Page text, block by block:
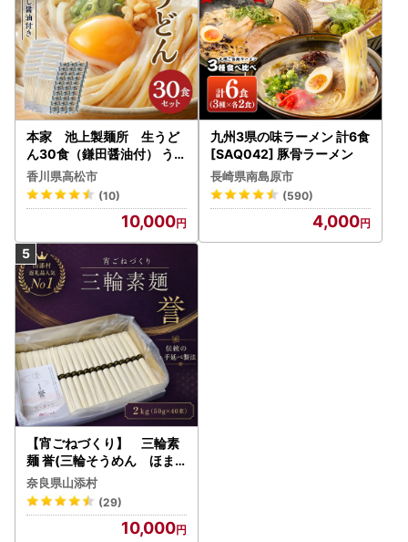
本家 池上製麺所 生うど
ん30食（鎌田醤油付） うど
ん
香川県高松市
(10)
10,000
九州3県の味ラーメン 計6食
[SAQ042] 豚骨ラーメン
長崎県南島原市
(590)
4,000
【宵ごねづくり】 三輪素
麺 誉(三輪そうめん ほま
れ) 2kg(50g×40束)
奈良県山添村
(29)
10,000